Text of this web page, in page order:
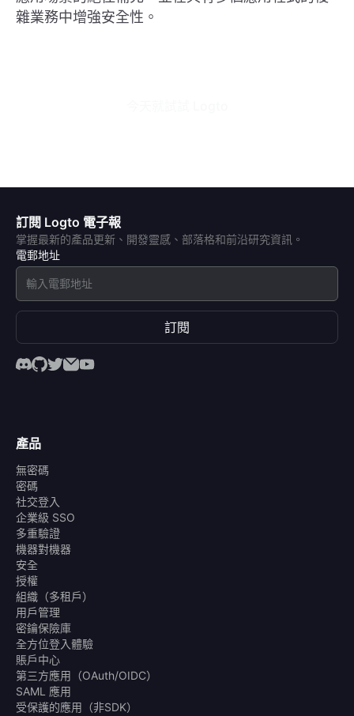
雜業務中增強安全性。
訂閱 Logto 電子報
掌握最新的產品更新、開發靈感、部落格和前沿研究資訊。
電郵地址
訂閱
產品
無密碼
密碼
社交登入
企業級 SSO
多重驗證
機器對機器
安全
授權
組織（多租戶）
用戶管理
密鑰保險庫
全方位登入體驗
賬戶中心
第三方應用（OAuth/OIDC）
SAML 應用
受保護的應用（非SDK）